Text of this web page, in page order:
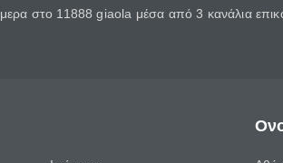
στο 11888 giaola μέσα από 3 κανάλια